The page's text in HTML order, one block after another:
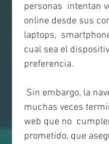
personas  intentan
online desde sus
laptops,
cual sea el
preferencia.
muchas veces
web que no
prometido, que